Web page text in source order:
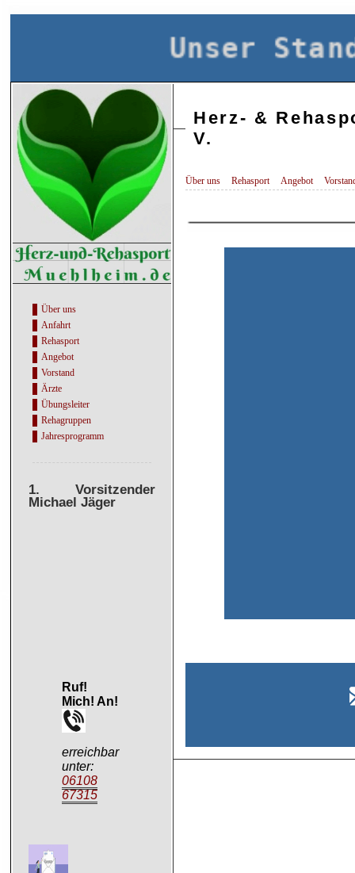
Unser
Über uns
Anfahrt
Rehasport
Angebot
Vorstand
Ärzte
Übungsleiter
Rehagruppen
Jahresprogramm
1. Vorsitzender
Michael Jäger
Ruf!
Mich! An!
erreichbar
unter:
06108
67315
Herz- &
V.
Über uns Rehasport Angebot